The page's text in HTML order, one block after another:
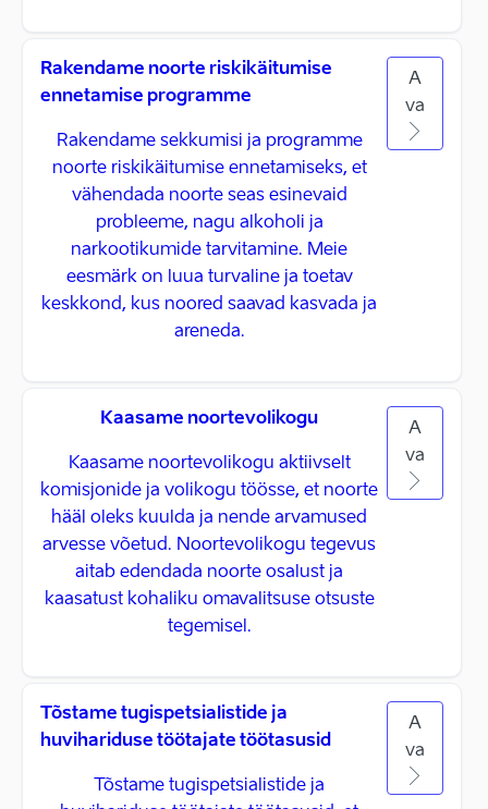
Rakendame noorte riskikäitumise
ennetamise programme
Rakendame sekkumisi ja programme
noorte riskikäitumise ennetamiseks, et
vähendada noorte seas esinevaid
probleeme, nagu alkoholi ja
narkootikumide tarvitamine. Meie
eesmärk on luua turvaline ja toetav
keskkond, kus noored saavad kasvada ja
areneda.
A
va
Kaasame noortevolikogu
Kaasame noortevolikogu aktiivselt
komisjonide ja volikogu töösse, et noorte
hääl oleks kuulda ja nende arvamused
arvesse võetud. Noortevolikogu tegevus
aitab edendada noorte osalust ja
kaasatust kohaliku omavalitsuse otsuste
tegemisel.
A
va
Tõstame tugispetsialistide ja
huvihariduse töötajate töötasusid
Tõstame tugispetsialistide ja
A
va